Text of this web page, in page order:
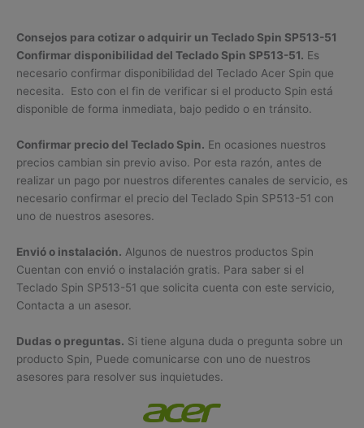
Consejos para cotizar o adquirir un Teclado Spin SP513-51
Confirmar disponibilidad del Teclado Spin SP513-51. Es
necesario confirmar disponibilidad del Teclado Acer Spin que
necesita. Esto con el fin de verificar si el producto Spin está
disponible de forma inmediata, bajo pedido o en tránsito.
Confirmar precio del Teclado Spin. En ocasiones nuestros
precios cambian sin previo aviso. Por esta razón, antes de
realizar un pago por nuestros diferentes canales de servicio, es
necesario confirmar el precio del Teclado Spin SP513-51 con
uno de nuestros asesores.
Envió o instalación. Algunos de nuestros productos Spin
Cuentan con envió o instalación gratis. Para saber si el
Teclado Spin SP513-51 que solicita cuenta con este servicio,
Contacta a un asesor.
Dudas o preguntas. Si tiene alguna duda o pregunta sobre un
producto Spin, Puede comunicarse con uno de nuestros
asesores para resolver sus inquietudes.